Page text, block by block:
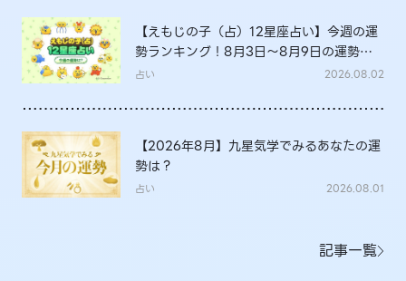
【えもじの子（占）12星座占い】今週の運
勢ランキング！8月3日～8月9日の運勢
は？
占い 2026.08.02
【2026年8月】九星気学でみるあなたの運
勢は？
占い 2026.08.01
記事一覧